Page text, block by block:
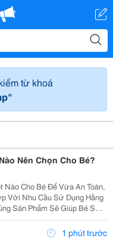
từ khoá
Nên Chọn Cho Bé?
Nào Cho Bé Để Vừa An Toàn,
Với Nhu Cầu Sử Dụng Hằng
Sản Phẩm Sẽ Giúp Bé Sử
Cha Mẹ Cũng Yên Tâm Hơn.
Quan Trọng Ngay Dưới Đây
1 phút trước